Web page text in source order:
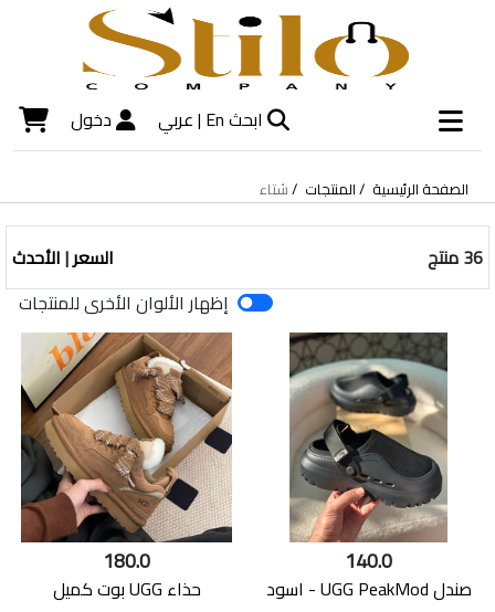
ابحثEn | عربي دخول
الصفحة الرئيسية المنتجات شتاء
36 منتج السعر|الأحدث
إظهار الألوان الأخرى للمنتجات
140.0
صندل UGG PeakMod - اسود
180.0
حذاء UGG بوت كميل